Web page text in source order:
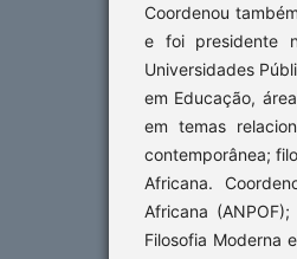
Coordenou
e foi presidente
Universidades
em Educação,
em temas
contemporânea;
Africana.
Africana
Filosofia Moderna